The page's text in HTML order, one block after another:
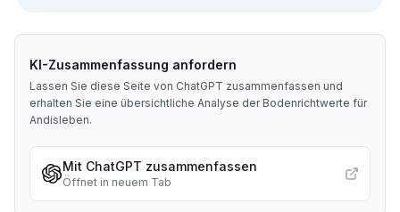
KI-Zusammenfassung anfordern
Lassen Sie diese Seite von ChatGPT zusammenfassen und
erhalten Sie eine übersichtliche Analyse der Bodenrichtwerte für
Andisleben.
Mit ChatGPT zusammenfassen
Öffnet in neuem Tab